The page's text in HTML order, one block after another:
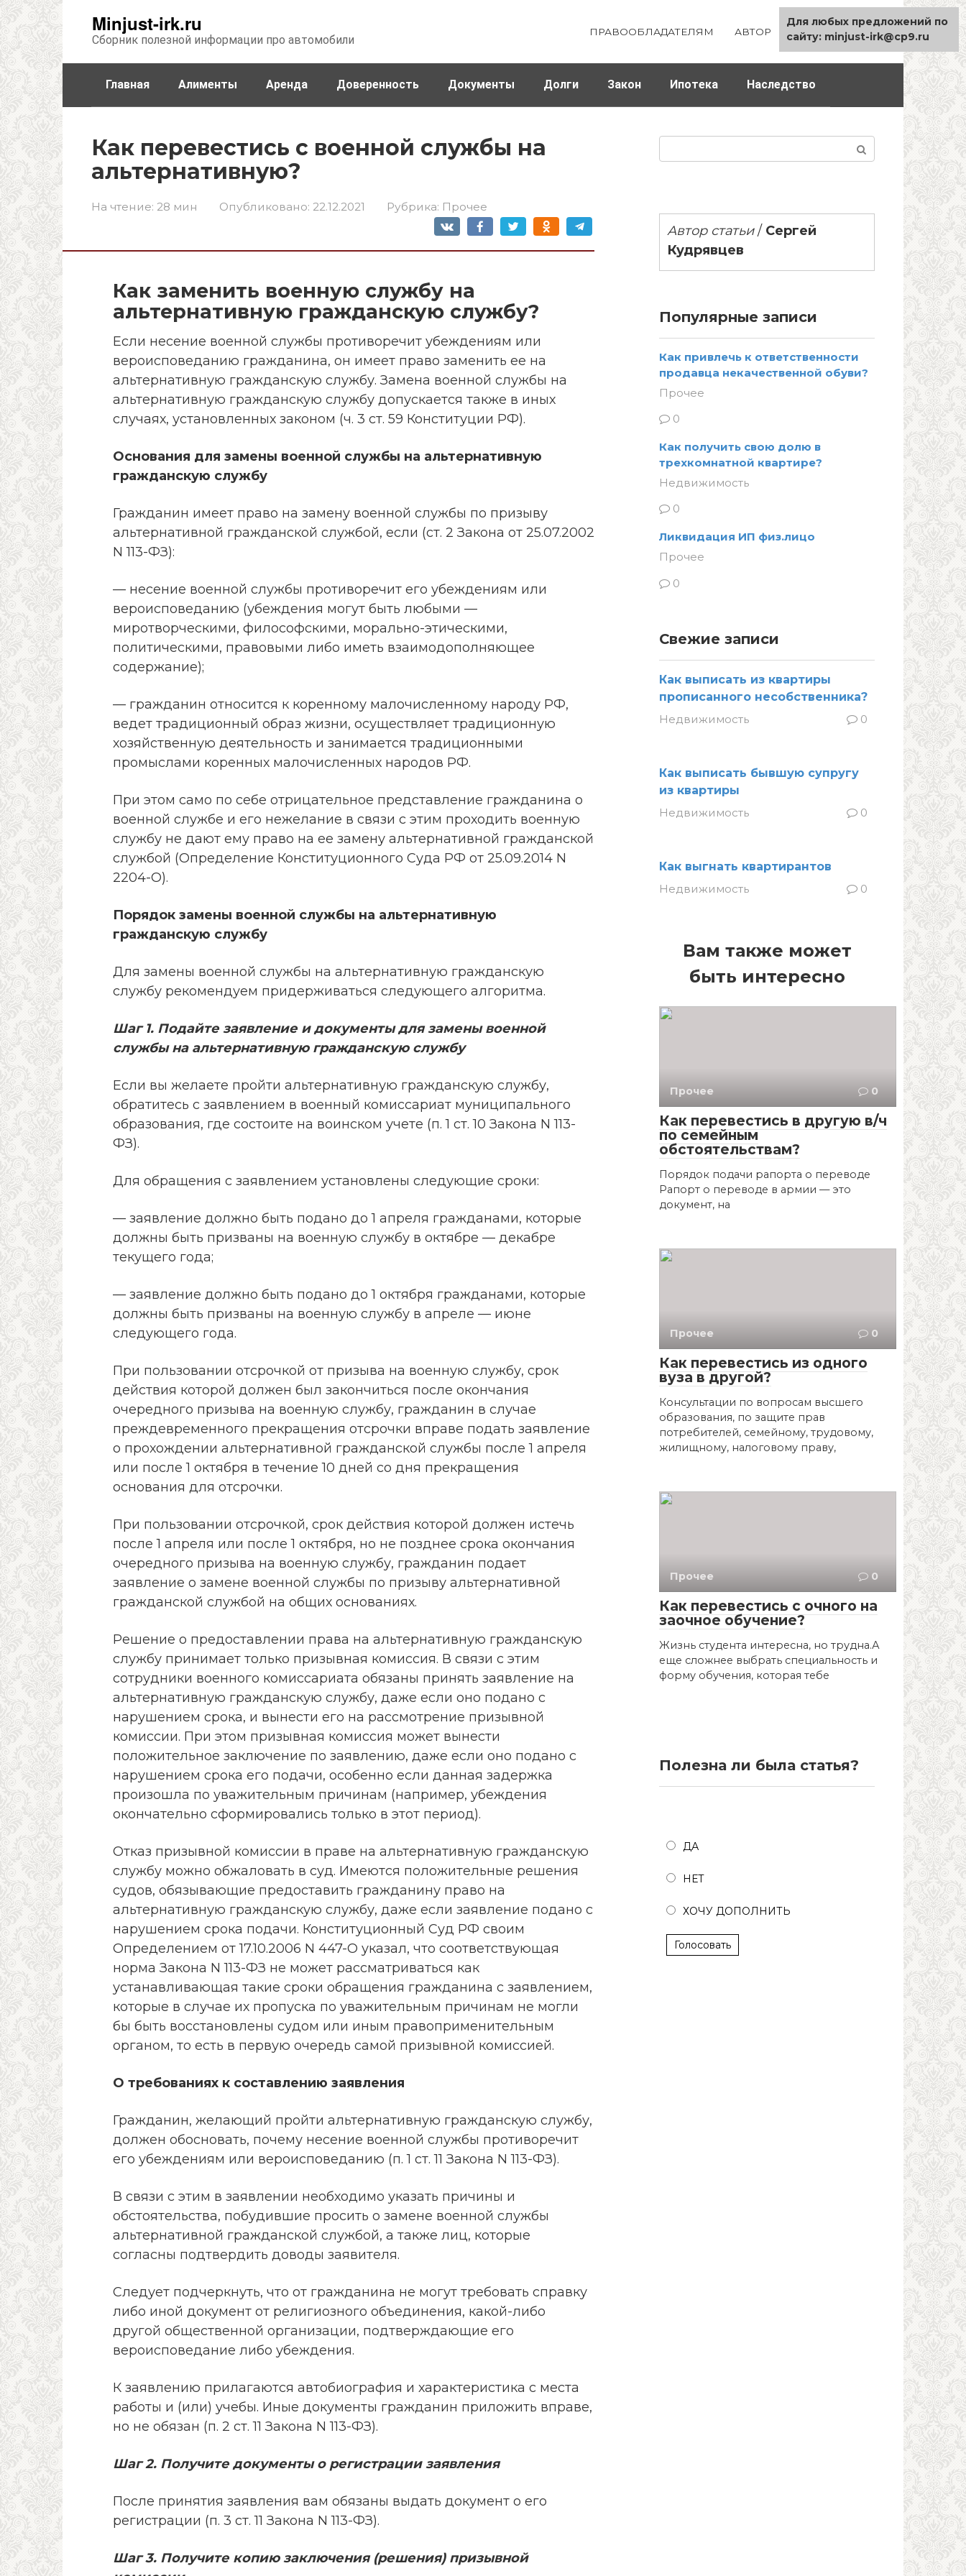
Minjust-irk.ru
Сборник полезной информации про автомобили
ПРАВООБЛАДАТЕЛЯМ АВТОР КАРТА САЙТА
Главная Алименты Аренда Доверенность Документы Долги Закон Ипотека Наследство
Как перевестись с военной службы на
альтернативную?
На чтение: 28 мин Опубликовано: 22.12.2021 Рубрика: Прочее
Как заменить военную службу на
альтернативную гражданскую службу?
Если несение военной службы противоречит убеждениям или
вероисповеданию гражданина, он имеет право заменить ее на
альтернативную гражданскую службу. Замена военной службы на
альтернативную гражданскую службу допускается также в иных
случаях, установленных законом (ч. 3 ст. 59 Конституции РФ).
Основания для замены военной службы на альтернативную
гражданскую службу
Гражданин имеет право на замену военной службы по призыву
альтернативной гражданской службой, если (ст. 2 Закона от 25.07.2002
N 113-ФЗ):
— несение военной службы противоречит его убеждениям или
вероисповеданию (убеждения могут быть любыми —
миротворческими, философскими, морально-этическими,
политическими, правовыми либо иметь взаимодополняющее
содержание);
— гражданин относится к коренному малочисленному народу РФ,
ведет традиционный образ жизни, осуществляет традиционную
хозяйственную деятельность и занимается традиционными
промыслами коренных малочисленных народов РФ.
При этом само по себе отрицательное представление гражданина о
военной службе и его нежелание в связи с этим проходить военную
службу не дают ему право на ее замену альтернативной гражданской
службой (Определение Конституционного Суда РФ от 25.09.2014 N
2204-О).
Порядок замены военной службы на альтернативную
гражданскую службу
Для замены военной службы на альтернативную гражданскую
службу рекомендуем придерживаться следующего алгоритма.
Шаг 1. Подайте заявление и документы для замены военной
службы на альтернативную гражданскую службу
Если вы желаете пройти альтернативную гражданскую службу,
обратитесь с заявлением в военный комиссариат муниципального
образования, где состоите на воинском учете (п. 1 ст. 10 Закона N 113-
ФЗ).
Для обращения с заявлением установлены следующие сроки:
— заявление должно быть подано до 1 апреля гражданами, которые
должны быть призваны на военную службу в октябре — декабре
текущего года;
— заявление должно быть подано до 1 октября гражданами, которые
должны быть призваны на военную службу в апреле — июне
следующего года.
При пользовании отсрочкой от призыва на военную службу, срок
действия которой должен был закончиться после окончания
очередного призыва на военную службу, гражданин в случае
преждевременного прекращения отсрочки вправе подать заявление
о прохождении альтернативной гражданской службы после 1 апреля
или после 1 октября в течение 10 дней со дня прекращения
основания для отсрочки.
При пользовании отсрочкой, срок действия которой должен истечь
после 1 апреля или после 1 октября, но не позднее срока окончания
очередного призыва на военную службу, гражданин подает
заявление о замене военной службы по призыву альтернативной
гражданской службой на общих основаниях.
Решение о предоставлении права на альтернативную гражданскую
службу принимает только призывная комиссия. В связи с этим
сотрудники военного комиссариата обязаны принять заявление на
альтернативную гражданскую службу, даже если оно подано с
нарушением срока, и вынести его на рассмотрение призывной
комиссии. При этом призывная комиссия может вынести
положительное заключение по заявлению, даже если оно подано с
нарушением срока его подачи, особенно если данная задержка
произошла по уважительным причинам (например, убеждения
окончательно сформировались только в этот период).
Отказ призывной комиссии в праве на альтернативную гражданскую
службу можно обжаловать в суд. Имеются положительные решения
судов, обязывающие предоставить гражданину право на
альтернативную гражданскую службу, даже если заявление подано с
нарушением срока подачи. Конституционный Суд РФ своим
Определением от 17.10.2006 N 447-О указал, что соответствующая
норма Закона N 113-ФЗ не может рассматриваться как
устанавливающая такие сроки обращения гражданина с заявлением,
которые в случае их пропуска по уважительным причинам не могли
бы быть восстановлены судом или иным правоприменительным
органом, то есть в первую очередь самой призывной комиссией.
О требованиях к составлению заявления
Гражданин, желающий пройти альтернативную гражданскую службу,
должен обосновать, почему несение военной службы противоречит
его убеждениям или вероисповеданию (п. 1 ст. 11 Закона N 113-ФЗ).
В связи с этим в заявлении необходимо указать причины и
обстоятельства, побудившие просить о замене военной службы
альтернативной гражданской службой, а также лиц, которые
согласны подтвердить доводы заявителя.
Следует подчеркнуть, что от гражданина не могут требовать справку
либо иной документ от религиозного объединения, какой-либо
другой общественной организации, подтверждающие его
вероисповедание либо убеждения.
К заявлению прилагаются автобиография и характеристика с места
работы и (или) учебы. Иные документы гражданин приложить вправе,
но не обязан (п. 2 ст. 11 Закона N 113-ФЗ).
Шаг 2. Получите документы о регистрации заявления
После принятия заявления вам обязаны выдать документ о его
регистрации (п. 3 ст. 11 Закона N 113-ФЗ).
Шаг 3. Получите копию заключения (решения) призывной
Автор статьи/ Сергей
Кудрявцев
Популярные записи
Как привлечь к ответственности
продавца некачественной обуви?
Прочее
0
Как получить свою долю в
трехкомнатной квартире?
Недвижимость
0
Ликвидация ИП физ.лицо
Прочее
0
Свежие записи
Как выписать из квартиры
прописанного несобственника?
Недвижимость
0
Как выписать бывшую супругу
из квартиры
Недвижимость
0
Как выгнать квартирантов
Недвижимость
0
Вам также может
быть интересно
Прочее 0
Как перевестись в другую в/ч
по семейным
обстоятельствам?
Порядок подачи рапорта о переводе
Рапорт о переводе в армии — это
документ, на
Прочее 0
Как перевестись из одного
вуза в другой?
Консультации по вопросам высшего
образования, по защите прав
потребителей, семейному, трудовому,
жилищному, налоговому праву,
Прочее 0
Как перевестись с очного на
заочное обучение?
Жизнь студента интересна, но трудна.А
еще сложнее выбрать специальность и
форму обучения, которая тебе
Полезна ли была статья?
ДА
НЕТ
ХОЧУ ДОПОЛНИТЬ
Голосовать
Для любых предложений по
сайту: minjust-irk@cp9.ru